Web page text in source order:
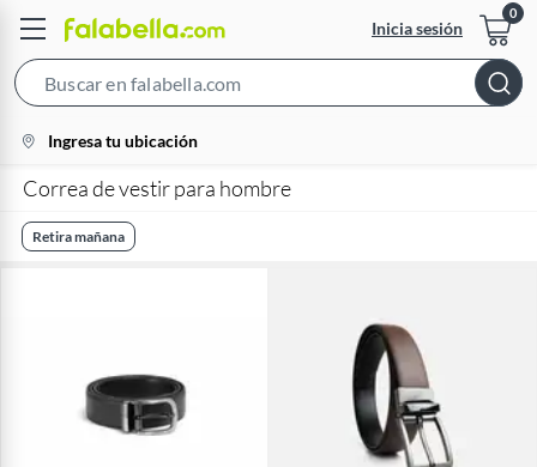
Inicia sesión
Bar
location-
icon
Ingresa tu ubicación
Correa de vestir para hombre
Retira mañana